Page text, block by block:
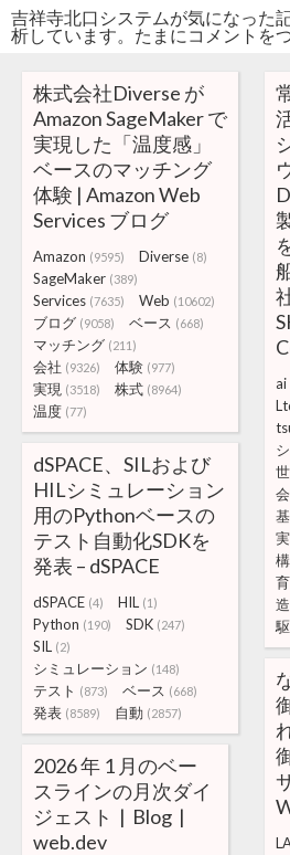
吉祥寺北口システムが気になった
析しています。たまにコメントを
株式会社Diverse が
Amazon SageMaker で
実現した「温度感」
ベースのマッチング
体験 | Amazon Web
Services ブログ
Amazon (9595) Diverse (8)
SageMaker (389)
Services (7635) Web (10602)
ブログ (9058) ベース (668)
マッチング (211)
会社 (9326) 体験 (977)
実現 (3518) 株式 (8964)
温度 (77)
ai
dSPACE、SILおよび
HILシミュレーション
用のPythonベースの
テスト自動化SDKを
発表 – dSPACE
dSPACE (4) HIL (1)
Python (190) SDK (247)
SIL (2)
シミュレーション (148)
テスト (873) ベース (668)
発表 (8589) 自動 (2857)
2026 年 1 月のベー
スラインの月次ダイ
ジェスト | Blog |
web.dev